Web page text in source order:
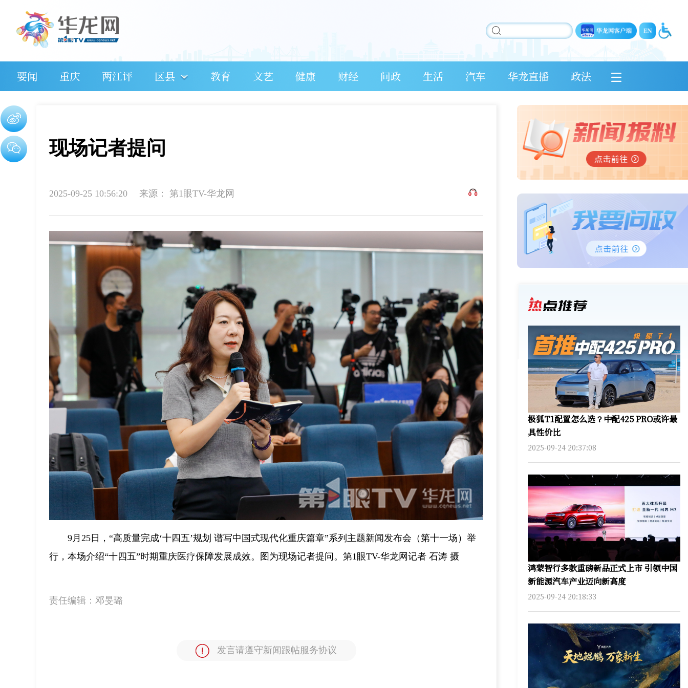
要闻 重庆 两江评 区县 教育 文艺 健康 财经 问政 生活 汽车 华龙直播 政法
现场记者提问
2025-09-25 10:56:20 来源： 第1眼TV-华龙网
9月25日，“高质量完成‘十四五’规划 谱写中国式现代化重庆篇章”系列主题新闻发布会（第十一场）举
行，本场介绍“十四五”时期重庆医疗保障发展成效。图为现场记者提问。第1眼TV-华龙网记者 石涛 摄
责任编辑： 邓旻璐
发言请遵守新闻跟帖服务协议
极狐T1配置怎么选？中配425 PRO或许最
具性价比
2025-09-24 20:37:08
鸿蒙智行多款重磅新品正式上市 引领中国
新能源汽车产业迈向新高度
2025-09-24 20:18:33